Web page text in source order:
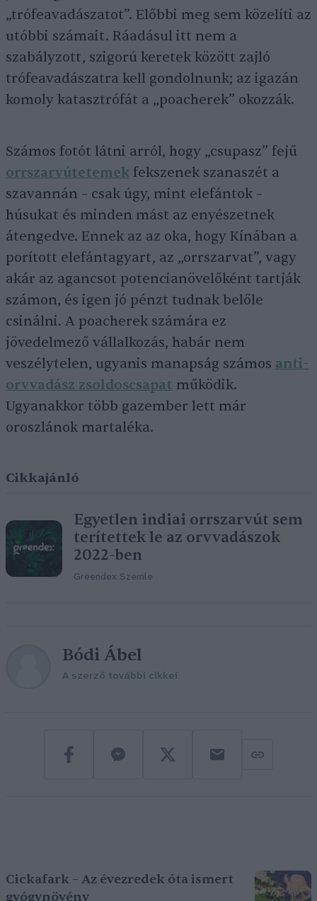
„trófeavadászatot”. Előbbi meg sem közelíti az
utóbbi számait. Ráadásul itt nem a
szabályzott, szigorú keretek között zajló
trófeavadászatra kell gondolnunk; az igazán
komoly katasztrófát a „poacherek” okozzák.
Számos fotót látni arról, hogy „csupasz” fejű
orrszarvútetemek fekszenek szanaszét a
szavannán – csak úgy, mint elefántok –
húsukat és minden mást az enyészetnek
átengedve. Ennek az az oka, hogy Kínában a
porított elefántagyart, az „orrszarvat”, vagy
akár az agancsot potencianövelőként tartják
számon, és igen jó pénzt tudnak belőle
csinálni. A poacherek számára ez
jövedelmező vállalkozás, habár nem
veszélytelen, ugyanis manapság számos anti-
orvvadász zsoldoscsapat működik.
Ugyanakkor több gazember lett már
oroszlánok martaléka.
Cikkajánló
Egyetlen indiai orrszarvút sem
terítettek le az orvvadászok
2022-ben
Greendex Szemle
Bódi Ábel
A szerző további cikkei
Cickafark – Az évezredek óta ismert
gyógynövény